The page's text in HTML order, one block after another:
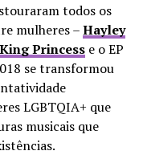
todos os
mulheres –Hayley
King Princess e o EP
se transformou
LGBTQIA+ que
musicais que